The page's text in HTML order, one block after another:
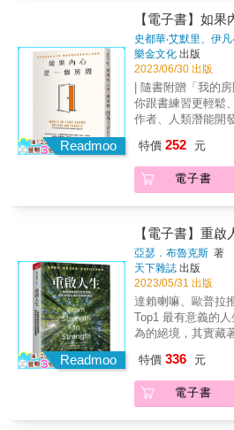
破既有觀念的大好
考特．巴爾帝斯教
力，對事情不會有
自自己設定的目標
力。」&◆愈能「
升自我實力&rarr;美
帝芬．狄恩：「習
做白日夢的習慣開
版之《3秒搞定！
人行為背後真正意
過言行舉止，精準
交人際場合，掌握
斷」的技巧&rarr;讓
新墨西哥大學馬利
年長者，最有效的
心』。」&◆想成功
規則、法則等邏輯
學心理學教授諾曼
巧。」&◆想成為
技巧」就能輕鬆做
吉諾特：「『讚美
受誠意卻又不諂媚
&◆面臨自我極限
破既有觀念的大好
考特．巴爾帝斯教
力，對事情不會有
自自己設定的目標
力。」&◆愈能「
升自我實力&rarr;
帝芬．狄恩：「習
獨特想法。想具備
做白日夢的習慣開
版之《3秒搞定！
Readmoo
【電子書】如
史都華‧艾默里、伊
樂金文化 出版
2023/06/30 出版
| 隨書附贈「我的
你跟書練習更輕鬆、效果更
作者、人類潛能開
A到A+！ 有時候，我們明明已經夠努力，生活
還是一團混亂，好
機。要處理的人太
沒有，只能放任日
劇，壓得人喘不過氣。 如果說，有一個
練習可以帶來力量
命徹底改變了呢？ ✓如果內心是一個房間，你
得考慮什麼
你的內心是一個房
過，裡面都是人。
房間無限大，而且
會永遠住在你的房
不管房間裡的人是
著你。 那麼，你該考慮的是，該讓哪些人住進
你的房間？又該怎麼選擇？ ✓
特價 252 元
電子書
Readmoo
【電子書】重啟
亞瑟．布魯克斯 著
天下雜誌 出版
2023/05/31 出版
達賴喇嘛、歐普拉
Top1 最有意義的
為的絕境，其實藏
難關。 當改變發生，你有沒有勇氣展開另一種
人生﹖ 過去，我們
簡單的成功公式：
特價 336 元
電子書